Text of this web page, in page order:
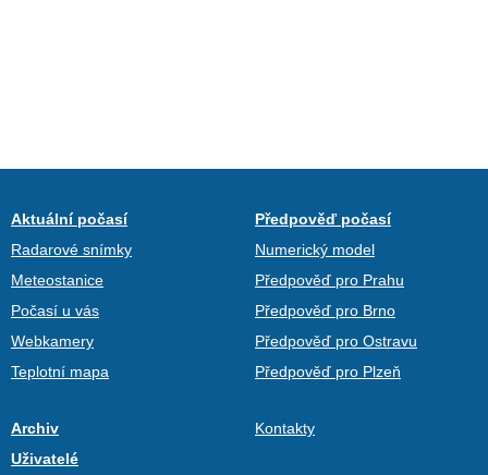
Aktuální počasí
Radarové snímky
Meteostanice
Počasí u vás
Webkamery
Teplotní mapa
Předpověď počasí
Numerický model
Předpověď pro Prahu
Předpověď pro Brno
Předpověď pro Ostravu
Předpověď pro Plzeň
Archiv
Uživatelé
Kontakty